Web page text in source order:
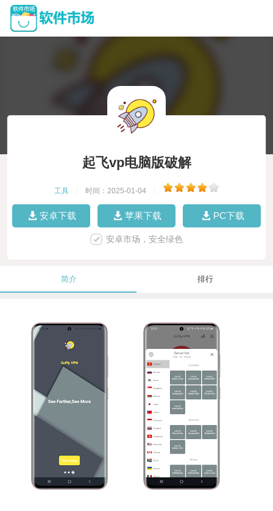
起飞vp电脑版破解
工具 时间：2025-01-04
安卓下载 苹果下载 PC下载
安卓市场，安全绿色
简介 排行